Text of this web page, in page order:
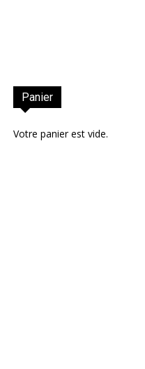
Panier
Votre panier est vide.